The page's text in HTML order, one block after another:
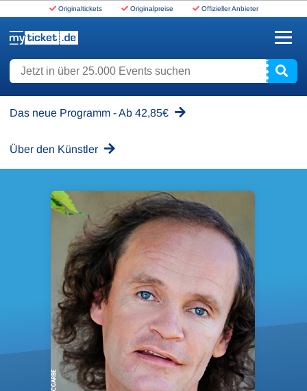
Originaltickets Originalpreise Offizieller Anbieter
Jetzt in über 25.000 Events suchen
Das neue Programm - Ab 42,85€
Über den Künstler